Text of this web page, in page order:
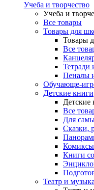
Учеба и творчество
Учеба и
Все товары
Товары для
Товары
Все
Тетради
Пеналы
Обучающе-
Детские книги
Детские
Все
Для
Сказки,
Комиксы
Книги
Театр и музыка